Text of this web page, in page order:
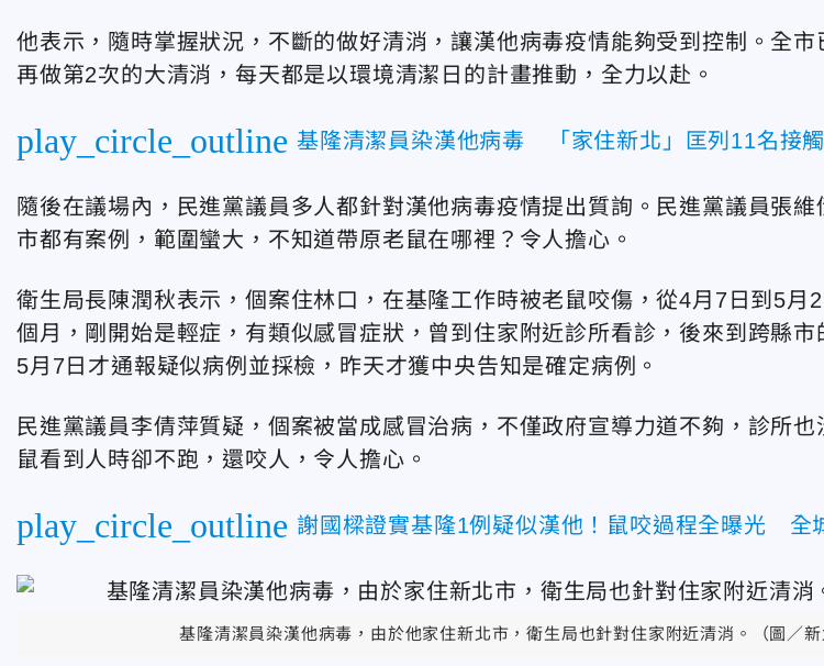
他表示，隨時掌握狀況，不斷的做好清消，讓漢他病毒疫情能夠受到控制。全市
再做第2次的大清消，每天都是以環境清潔日的計畫推動，全力以赴。
play_circle_outline 基隆清潔員染漢他病毒 「家住新北」匡列11名接
隨後在議場內，民進黨議員多人都針對漢他病毒疫情提出質詢。民進黨議員張維
市都有案例，範圍蠻大，不知道帶原老鼠在哪裡？令人擔心。
衛生局長陳潤秋表示，個案住林口，在基隆工作時被老鼠咬傷，從4月7日到5月
個月，剛開始是輕症，有類似感冒症狀，曾到住家附近診所看診，後來到跨縣市
5月7日才通報疑似病例並採檢，昨天才獲中央告知是確定病例。
民進黨議員李倩萍質疑，個案被當成感冒治病，不僅政府宣導力道不夠，診所也
鼠看到人時卻不跑，還咬人，令人擔心。
play_circle_outline 謝國樑證實基隆1例疑似漢他！鼠咬過程全曝光 全
基隆清潔員染漢他病毒，由於他家住新北市，衛生局也針對住家附近清消。（圖／新